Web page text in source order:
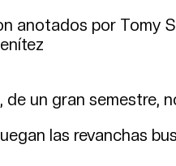
anotados por Tomy
de un gran semestre,
las revanchas